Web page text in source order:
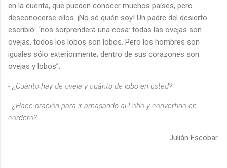
en la cuenta, que pueden conocer muchos países, pero
desconocerse ellos. ¡No sé quién soy! Un padre del desierto
escribió: “nos sorprenderá una cosa: todas las ovejas son
ovejas, todos los lobos son lobos. Pero los hombres son
iguales sólo exteriormente; dentro de sus corazones son
ovejas y lobos”.
- ¿Cuánto hay de oveja y cuánto de lobo en usted?
- ¿Hace oración para ir amasando al Lobo y convertirlo en
cordero?
Julián Escobar.